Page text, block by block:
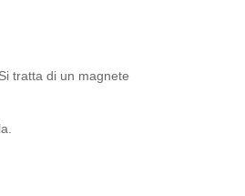
tratta di un magnete